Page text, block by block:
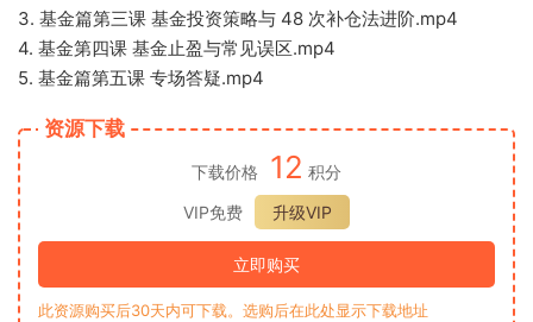
3. 基金篇第三课 基金投资策略与 48 次补仓法进阶.mp4
4. 基金第四课 基金止盈与常见误区.mp4
5. 基金篇第五课 专场答疑.mp4
资源下载
下载价格 12 积分
VIP免费
升级VIP
立即购买
此资源购买后30天内可下载。选购后在此处显示下载地址